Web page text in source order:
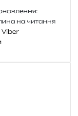
на читання
Viber